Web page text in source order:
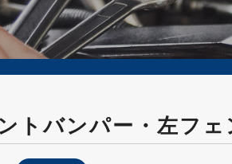
トバンパー・左フェ